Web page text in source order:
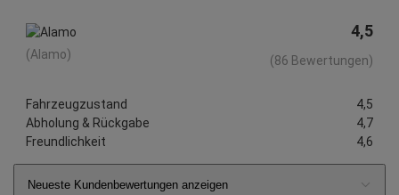
(Alamo)
4,5
(86 Bewertungen)
Fahrzeugzustand
4,5
Abholung & Rückgabe
4,7
Freundlichkeit
4,6
Neueste Kundenbewertungen anzeigen